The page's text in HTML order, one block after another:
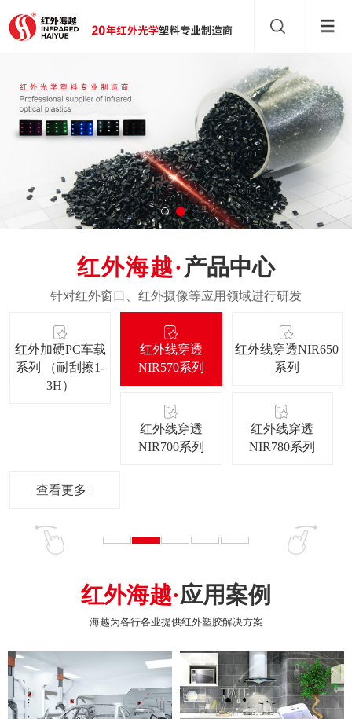
产品中心
红外加硬PC车载
系列 （耐刮擦1-
3H）
红外线穿透
NIR570系列
红外线穿透NIR650
系列
红外线穿透
NIR700系列
红外线穿透
NIR780系列
查看更多+
红外海越·应用案例
海越为各行各业提供红外塑胶解决方案